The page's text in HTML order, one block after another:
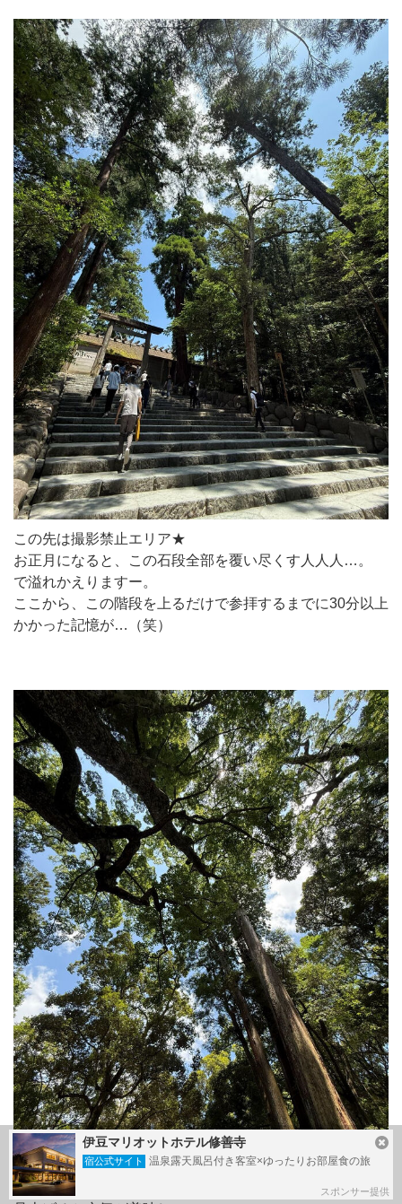
この先は撮影禁止エリア★
お正月になると、この石段全部を覆い尽くす人人人…。
で溢れかえりますー。
ここから、この階段を上るだけで参拝するまでに30分以上
かかった記憶が…（笑）
伊豆マリオットホテル修善寺
宿公式サイト 温泉露天風呂付き客室×ゆったりお部屋食の旅
スポンサー提供